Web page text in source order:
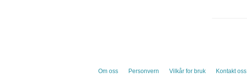
Om oss Personvern Vilkår for bruk Kontakt oss